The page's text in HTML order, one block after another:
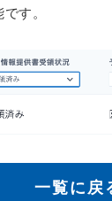
す。
一覧に戻